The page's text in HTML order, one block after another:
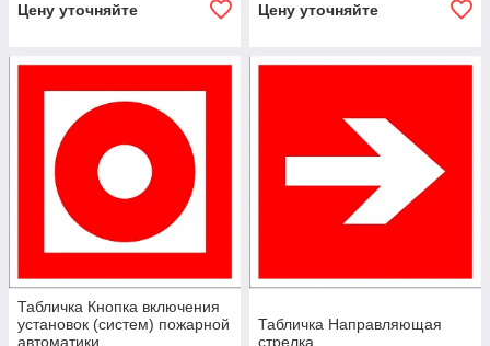
Цену уточняйте Цену уточняйте
Табличка Кнопка включения
установок (систем) пожарной
автоматики
Табличка Направляющая
стрелка